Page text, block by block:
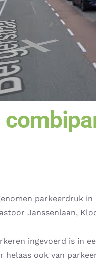
parkeerdruk
Janssenlaan,
ingevoerd is in
helaas ook van